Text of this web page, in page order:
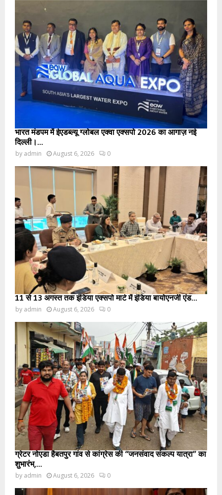
भारत मंडपम में ईएडब्ल्यू ग्लोबल एक्वा एक्सपो 2026 का आगाज़ नई
दिल्ली।...
by admin August 6, 2026 0
11 से 13 अगस्त तक इंडिया एक्सपो मार्ट में इंडिया बायोएनर्जी एंड...
by admin August 6, 2026 0
ग्रेटर नोएडा हैबतपुर गांव से कांग्रेस की “जनसंवाद संकल्प यात्रा” का
शुभारंभ,...
by admin August 6, 2026 0